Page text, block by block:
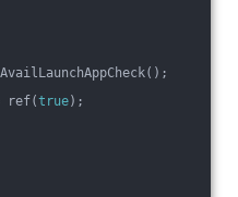
ref(true);